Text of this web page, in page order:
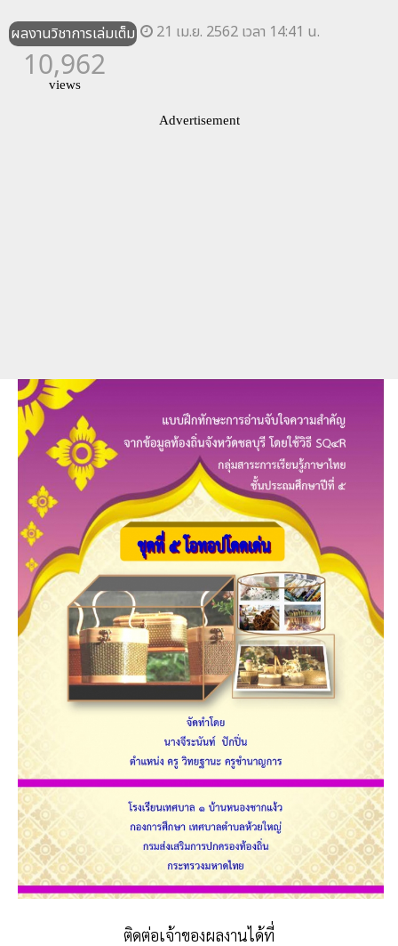
ผลงานวิชาการเล่มเต็ม 21 เม.ย. 2562 เวลา 14:41 น.
10,962
views
Advertisement
ติดต่อเจ้าของผลงานได้ที่